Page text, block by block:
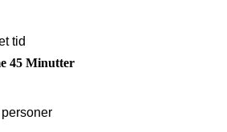
tid
45 Minutter